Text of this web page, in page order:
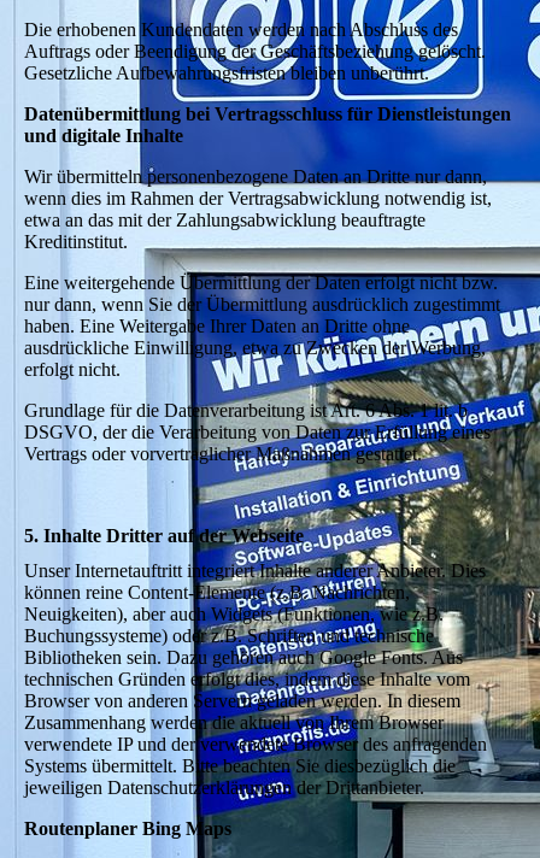
Die erhobenen Kundendaten werden nach Abschluss des
Auftrags oder Beendigung der Geschäftsbeziehung gelöscht.
Gesetzliche Aufbewahrungsfristen bleiben unberührt.
Datenübermittlung bei Vertragsschluss für Dienstleistungen
und digitale Inhalte
Wir übermitteln personenbezogene Daten an Dritte nur dann,
wenn dies im Rahmen der Vertragsabwicklung notwendig ist,
etwa an das mit der Zahlungsabwicklung beauftragte
Kreditinstitut.
Eine weitergehende Übermittlung der Daten erfolgt nicht bzw.
nur dann, wenn Sie der Übermittlung ausdrücklich zugestimmt
haben. Eine Weitergabe Ihrer Daten an Dritte ohne
ausdrückliche Einwilligung, etwa zu Zwecken der Werbung,
erfolgt nicht.
Grundlage für die Datenverarbeitung ist Art. 6 Abs. 1 lit. b
DSGVO, der die Verarbeitung von Daten zur Erfüllung eines
Vertrags oder vorvertraglicher Maßnahmen gestattet.
5. Inhalte Dritter auf der Webseite
Unser Internetauftritt integriert Inhalte anderer Anbieter. Dies
können reine Content-Elemente (z.B. Nachrichten,
Neuigkeiten), aber auch Widgets (Funktionen, wie z.B.
Buchungssysteme) oder z.B. Schriften und technische
Bibliotheken sein. Dazu gehören auch Google Fonts. Aus
technischen Gründen erfolgt dies, indem diese Inhalte vom
Browser von anderen Servern geladen werden. In diesem
Zusammenhang werden die aktuell von Ihrem Browser
verwendete IP und der verwendete Browser des anfragenden
Systems übermittelt. Bitte beachten Sie diesbezüglich die
jeweiligen Datenschutzerklärungen der Drittanbieter.
Routenplaner Bing Maps